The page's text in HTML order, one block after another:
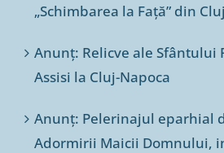
„Schimbarea la Față” din Cluj
Anunț: Relicve ale Sfântului
Assisi la Cluj-Napoca
Anunț: Pelerinajul eparhial
Adormirii Maicii Domnului,